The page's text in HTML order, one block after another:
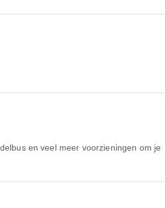
en veel meer voorzieningen om je